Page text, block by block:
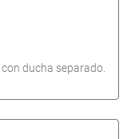
ducha separado.